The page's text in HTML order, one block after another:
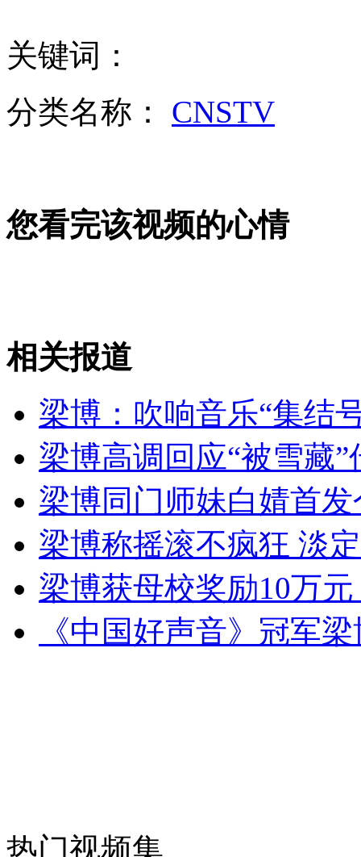
女孩北京地铁殴打老人 痛下狠手拳打脚踢
外交部：反对强权政治霸凌主义
安徽一实载49人客车翻车
消防员救轻生者 花炮节热闹非凡 减压"枕头大战"
纽约上演“枕头大战”
司机酒驾遇交警 急速倒车逃窜
关键词：
分类名称： CNSTV
您看完该视频的心情
相关报道
梁博：吹响音乐“集结
梁博高调回应“被雪藏
梁博同门师妹白婧首
梁博称摇滚不疯狂 淡
梁博获母校奖励10万
《中国好声音》冠军
热门视频集